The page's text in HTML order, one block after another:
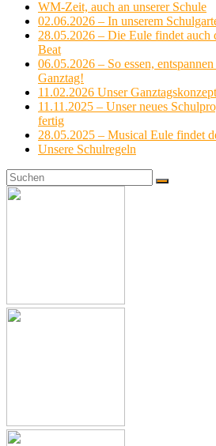
WM-Zeit, auch an unserer Schule
02.06.2026 – In unserem
28.05.2026 – Die Eule findet auch
Beat
06.05.2026 – So essen,
Ganztag!
11.02.2026 Unser
11.11.2025 – Unser neues
fertig
28.05.2025 – Musical Eule findet
Unsere Schulregeln